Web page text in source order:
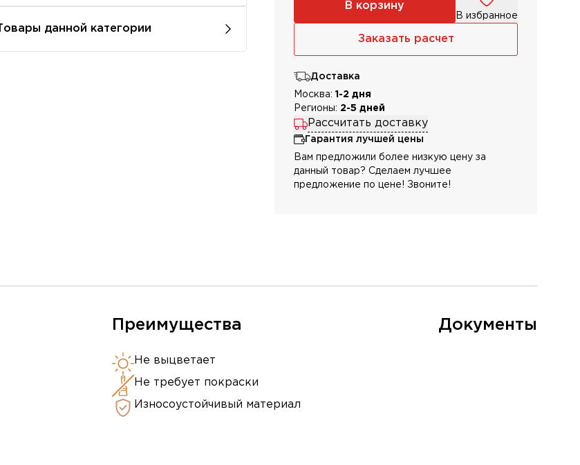
Товары данной категории
В корзину
В избранное
Заказать расчет
Доставка
Москва: 1-2 дня
Регионы: 2-5 дней
Рассчитать доставку
Гарантия лучшей цены
Вам предложили более низкую цену за
данный товар? Сделаем лучшее
предложение по цене! Звоните!
Преимущества
Не выцветает
Не требует покраски
Износоустойчивый материал
Документы